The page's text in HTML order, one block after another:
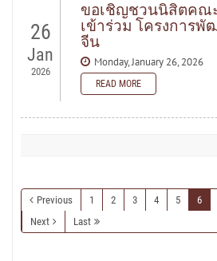
26
Jan
2026
ขอเชิญชวนนิสิตคณ
เข้าร่วม โครงการ
จีน
Monday, January 26, 2026
READ MORE
Previous 1 2 3 4 5 6
Next
Last